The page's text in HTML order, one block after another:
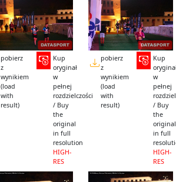
pobierz
z
wynikiem
(load
with
result)
Kup
oryginał
w
pełnej
rozdzielczości
/ Buy
the
original
in full
resolution
HIGH-
RES
pobierz
z
wynikiem
(load
with
result)
Kup
w
pełnej
/ Buy
the
original
in full
HIGH-
RES